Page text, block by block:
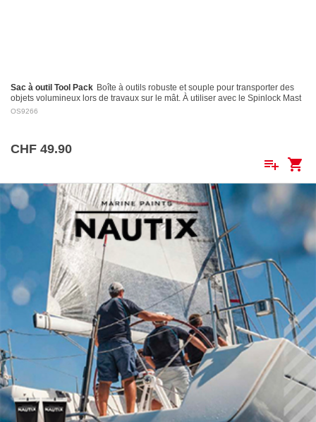
Sac à outil Tool Pack Boîte à outils robuste et souple pour transporter des
objets volumineux lors de travaux sur le mât. À utiliser avec le Spinlock Mast
Pro.
OS9266
CHF 49.90
playlist_add shopping_cart